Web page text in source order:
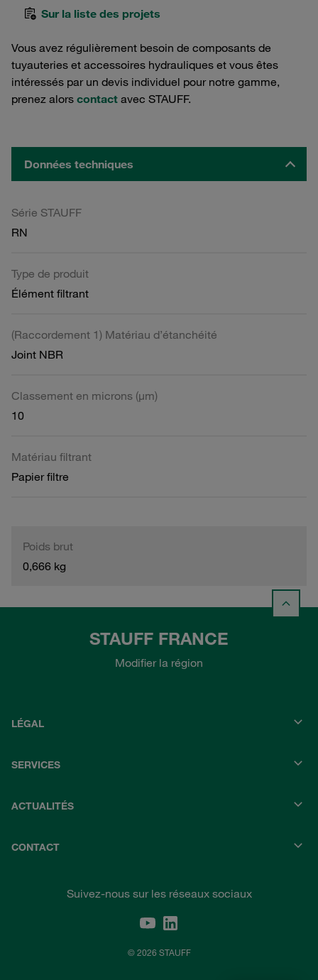
Sur la liste des projets
Vous avez régulièrement besoin de composants de
tuyauteries et accessoires hydrauliques et vous êtes
intéressés par un devis individuel pour notre gamme,
prenez alors contact avec STAUFF.
Données techniques
Série STAUFF
RN
Type de produit
Élément filtrant
(Raccordement 1) Matériau d’étanchéité
Joint NBR
Classement en microns (µm)
10
Matériau filtrant
Papier filtre
Poids brut
0,666 kg
STAUFF FRANCE
Modifier la région
LÉGAL
SERVICES
ACTUALITÉS
CONTACT
Suivez-nous sur les réseaux sociaux
© 2026 STAUFF